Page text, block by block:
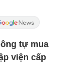
tự mua
viện cấp